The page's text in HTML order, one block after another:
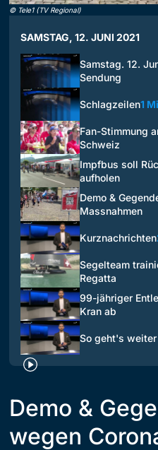
© Tele1 (TV Regional)
SAMSTAG, 12. JUNI 2021
Samstag. 12.
Sendung
Schlagzeilen1
Fan-Stimmung
Schweiz
Impfbus soll
aufholen
Demo &
Massnahmen
Kurznachrichten
Segelteam
Regatta
99-jähriger
Kran ab
So geht's weiter
Demo &
wegen